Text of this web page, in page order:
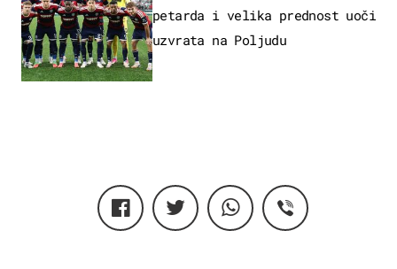
petarda i velika prednost uoči
uzvrata na Poljudu